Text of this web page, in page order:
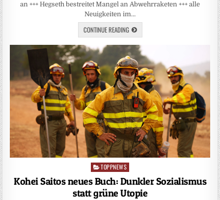
an +++ Hegseth bestreitet Mangel an Abwehrraketen +++ alle
Neuigkeiten im…
CONTINUE READING
Posted
in
TOPPNEWS
Kohei Saitos neues Buch: Dunkler Sozialismus
statt grüne Utopie